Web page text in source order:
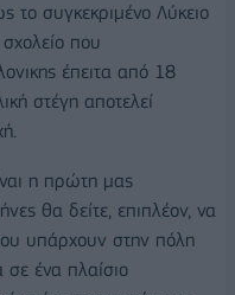
το συγκεκριμένο Λύκειο
που
έπειτα από 18
στέγη αποτελεί
η πρώτη μας
θα δείτε, επιπλέον, να
υπάρχουν στην πόλη
ένα πλαίσιο